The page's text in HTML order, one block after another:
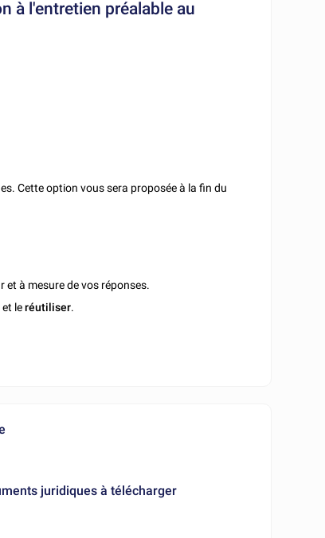
à l'entretien préalable au
Cette option vous sera proposée à la fin du
et à mesure de vos réponses.
et leréutiliser.
juridiques à télécharger